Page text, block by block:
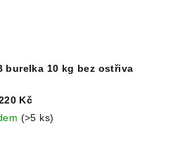
burelka 10 kg bez ostřiva
Kč
(>5 ks)